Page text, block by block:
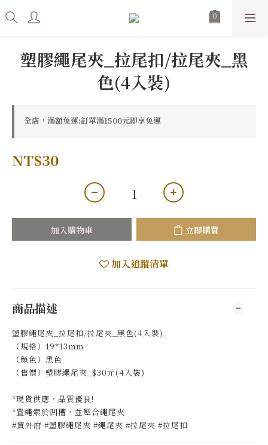
塑膠繩尾夾_拉尾扣/拉尾夾_黑
色(4入裝)
全店，滿額免運:訂單滿1500元即享免運
NT$30
加入購物車 立即購買
加入追蹤清單
商品描述
塑膠繩尾夾_拉尾扣/拉尾夾_黑色(4入裝)
（規格）19*13mm
（顏色）黑色
（售價）塑膠繩尾夾_$30元(4入裝)
*現貨供應，品質優良!
*置繩索於凹槽，並壓合繩尾夾
#買外府 #塑膠繩尾夾 #繩尾夾 #拉尾夾 #拉尾扣